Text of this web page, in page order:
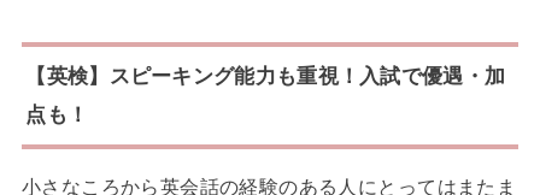
【英検】スピーキング能力も重視！入試で優遇・加
点も！
小さなころから英会話の経験のある人にとってはまたま